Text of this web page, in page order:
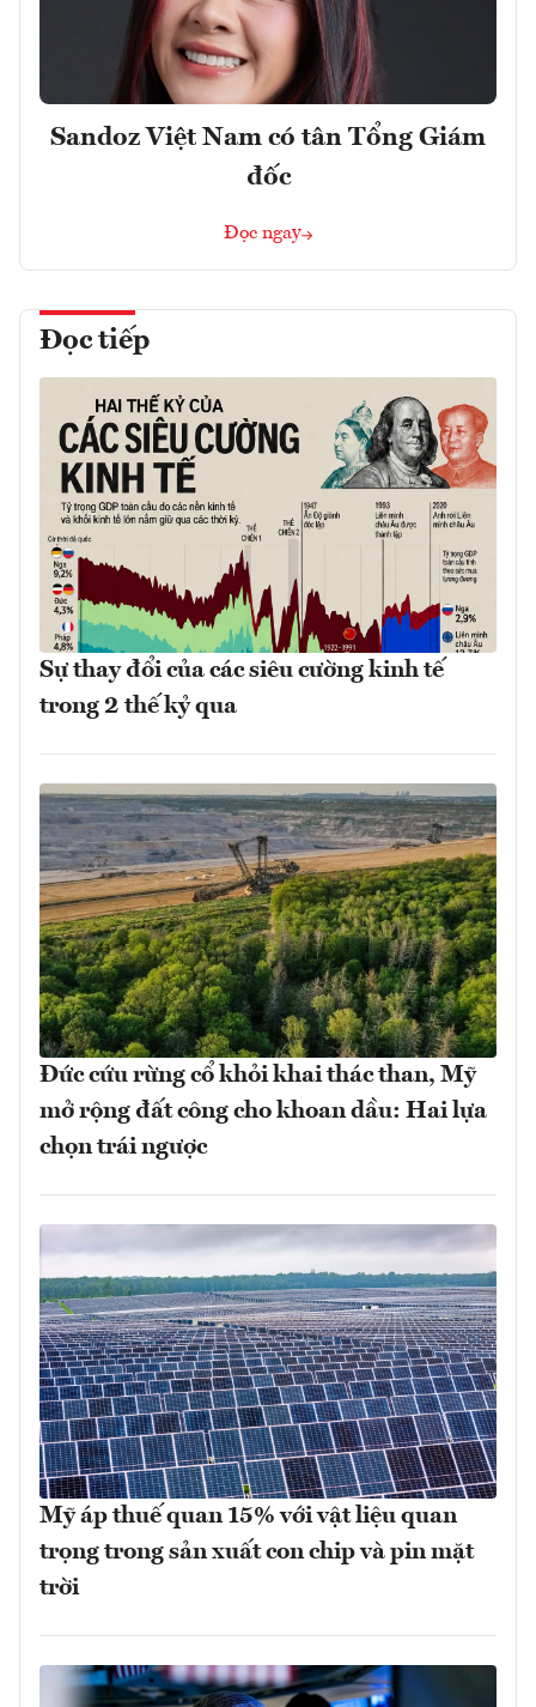
Sandoz Việt Nam có tân Tổng Giám
đốc
Đọc ngay
Đọc tiếp
Sự thay đổi của các siêu cường kinh tế
trong 2 thế kỷ qua
Đức cứu rừng cổ khỏi khai thác than, Mỹ
mở rộng đất công cho khoan dầu: Hai lựa
chọn trái ngược
Mỹ áp thuế quan 15% với vật liệu quan
trọng trong sản xuất con chip và pin mặt
trời